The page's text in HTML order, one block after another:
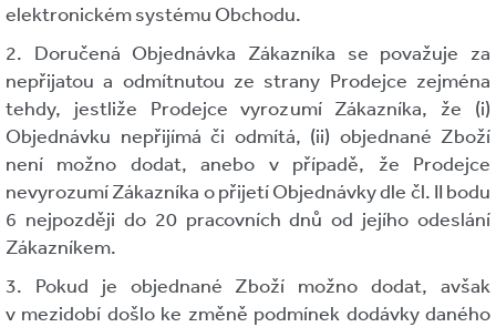
elektronickém systému Obchodu.
2. Doručená Objednávka Zákazníka se považuje za
nepřijatou a odmítnutou ze strany Prodejce zejména
tehdy, jestliže Prodejce vyrozumí Zákazníka, že (i)
Objednávku nepřijímá či odmítá, (ii) objednané Zboží
není možno dodat, anebo v případě, že Prodejce
nevyrozumí Zákazníka o přijetí Objednávky dle čl. II bodu
6 nejpozději do 20 pracovních dnů od jejího odeslání
Zákazníkem.
3. Pokud je objednané Zboží možno dodat, avšak
v mezidobí došlo ke změně podmínek dodávky daného